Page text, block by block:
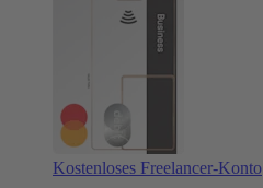
Kostenloses Freelancer-Konto